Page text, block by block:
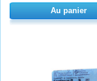
Au panier